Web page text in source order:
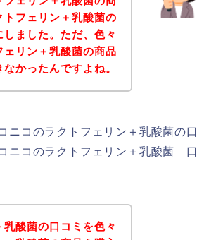
フェリン＋乳酸菌の
ました。ただ、色々
リン＋乳酸菌の商品
かったんですよね。
ニコのラクトフェリン＋乳酸菌の口
ニコのラクトフェリン＋乳酸菌 口
酸菌の口コミを色々